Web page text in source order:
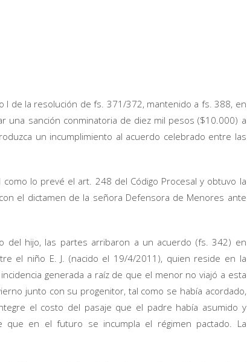
I de la resolución de fs. 371/372, mantenido a fs. 388, en
una sanción conminatoria de diez mil pesos ($10.000) a
un incumplimiento al acuerdo celebrado entre las
lo prevé el art. 248 del Código Procesal y obtuvo la
el dictamen de la señora Defensora de Menores ante
del hijo, las partes arribaron a un acuerdo (fs. 342) en
el niño E. J. (nacido el 19/4/2011), quien reside en la
generada a raíz de que el menor no viajó a esta
junto con su progenitor, tal como se había acordado,
el costo del pasaje que el padre había asumido y
que en el futuro se incumpla el régimen pactado. La